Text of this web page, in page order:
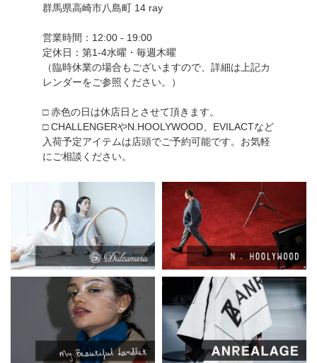
群馬県高崎市八島町 14 ray
営業時間：12:00 - 19:00
定休日：第1-4水曜・毎週木曜
（臨時休業の場合もございますので、詳細は上記カ
レンダーをご参照ください。）
□ 赤色の日は休店日とさせて頂きます。
□ CHALLENGERやN.HOOLYWOOD、EVILACTなど
入荷予定アイテムは店頭でご予約可能です。お気軽
にご相談ください。